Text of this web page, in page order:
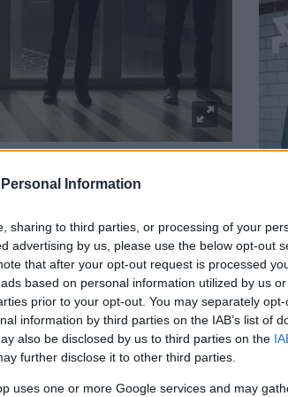
Information
sharing to third parties, or processing of your
advertising by us, please use the below opt-out
that after your opt-out request is processed
based on personal information utilized by us
prior to your opt-out. You may separately
information by third parties on the IAB’s list of
also be disclosed by us to third parties on the
further disclose it to other third parties.
uses one or more Google services and may
május
art rock
instrumentális, elektronikus art rock
ugyanazt játssza a pécsi Kaktus második
mint aLong Playcímű elsőn. A
hangulat helyett most kontúrosabb,